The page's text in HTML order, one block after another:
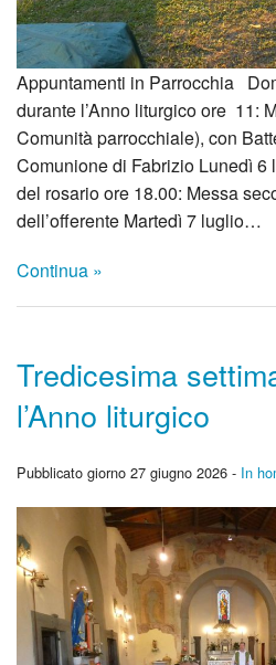
Appuntamenti in Parrocchia
durante l’Anno liturgico ore 11:
Comunità parrocchiale), con
Comunione di Fabrizio Lunedì 6
del rosario ore 18.00: Messa
dell’offerente Martedì 7 luglio…
Continua »
Tredicesima
l’Anno liturgico
Pubblicato giorno 27 giugno 2026 - In